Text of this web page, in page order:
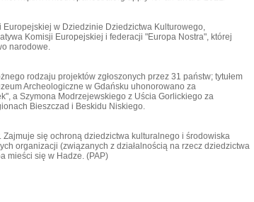
w Dziedzinie Dziedzictwa Kulturowego,
Komisji Europejskiej i federacji "Europa Nostra", której
narodowe.
rodzaju projektów zgłoszonych przez 31 państw; tytułem
Archeologiczne w Gdańsku uhonorowano za
a Szymona Modrzejewskiego z Uścia Gorlickiego za
Bieszczad i Beskidu Niskiego.
Zajmuje się ochroną dziedzictwa kulturalnego i środowiska
organizacji (związanych z działalnością na rzecz dziedzictwa
mieści się w Hadze. (PAP)